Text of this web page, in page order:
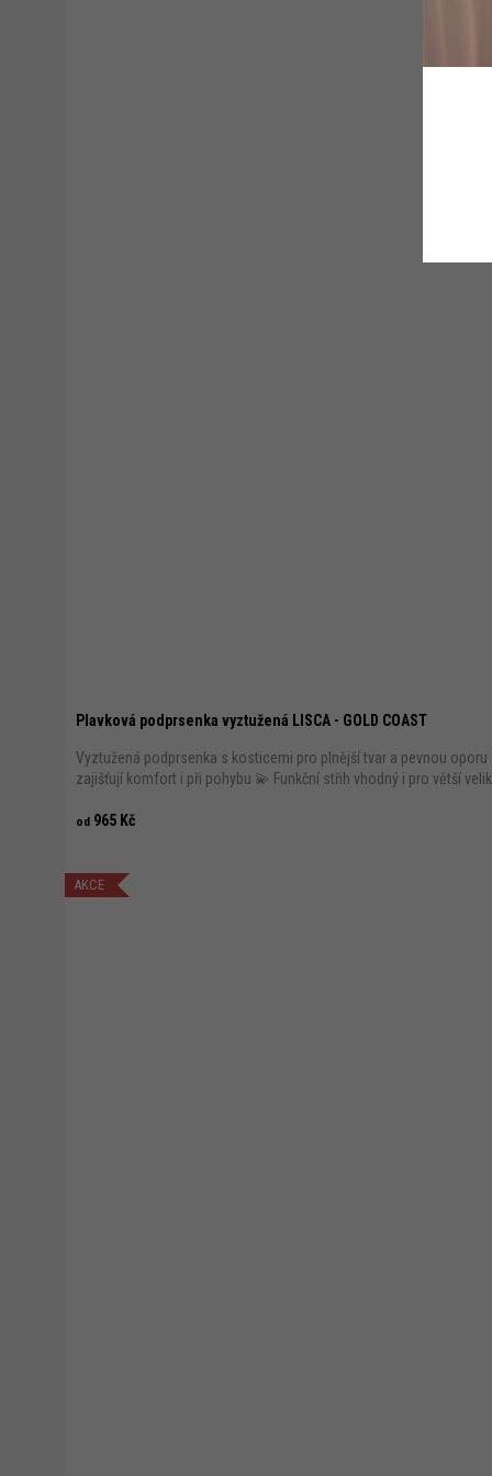
Plavková podprsenka vyztužená LISCA - GOLD COAST
od 965 Kč
Vyztužená podprsenka s kosticemi pro plnější tvar a pevnou
zajišťují komfort i při pohybu 💫 Funkční střih vhodný i pro větší
AKCE